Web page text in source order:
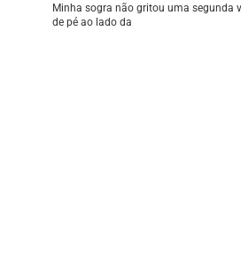
Minha sogra não gritou uma segunda
de pé ao lado da